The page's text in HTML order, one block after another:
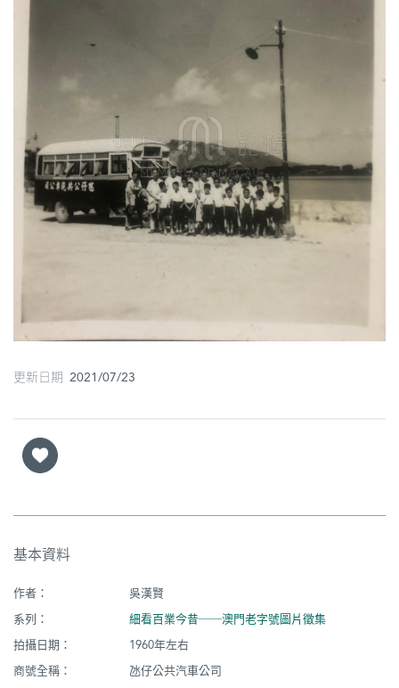
市
更新日期 2021/07/23
基本資料
作者：
吳漢賢
系列：
細看百業今昔──澳門老字號圖片徵集
拍攝日期：
1960年左右
商號全稱：
氹仔公共汽車公司